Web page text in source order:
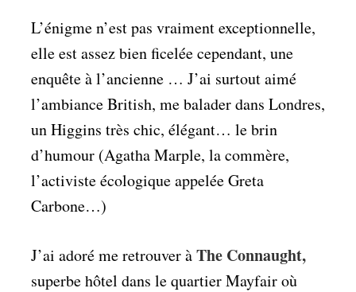
L’énigme n’est pas vraiment exceptionnelle,
elle est assez bien ficelée cependant, une
enquête à l’ancienne … J’ai surtout aimé
l’ambiance British, me balader dans Londres,
un Higgins très chic, élégant… le brin
d’humour (Agatha Marple, la commère,
l’activiste écologique appelée Greta
Carbone…)
J’ai adoré me retrouver àThe Connaught,
superbe hôtel dans le quartier Mayfair où